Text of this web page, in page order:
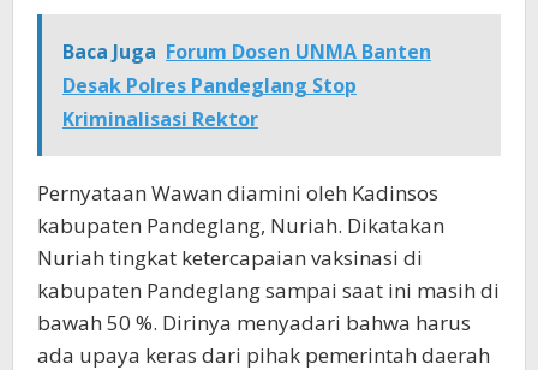
Baca Juga Forum Dosen UNMA Banten
Desak Polres Pandeglang Stop
Kriminalisasi Rektor
Pernyataan Wawan diamini oleh Kadinsos
kabupaten Pandeglang, Nuriah. Dikatakan
Nuriah tingkat ketercapaian vaksinasi di
kabupaten Pandeglang sampai saat ini masih di
bawah 50 %. Dirinya menyadari bahwa harus
ada upaya keras dari pihak pemerintah daerah